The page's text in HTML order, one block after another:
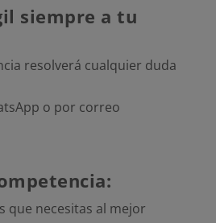
siempre a tu
resolverá cualquier duda
o por correo
que necesitas al mejor